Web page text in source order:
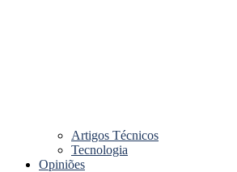
Artigos Técnicos
Tecnologia
Opiniões